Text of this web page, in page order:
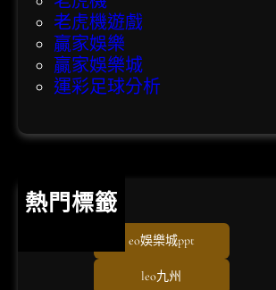
老虎機遊戲
贏家娛樂
贏家娛樂城
運彩足球分析
熱門標籤
eo娛樂城ppt
leo九州